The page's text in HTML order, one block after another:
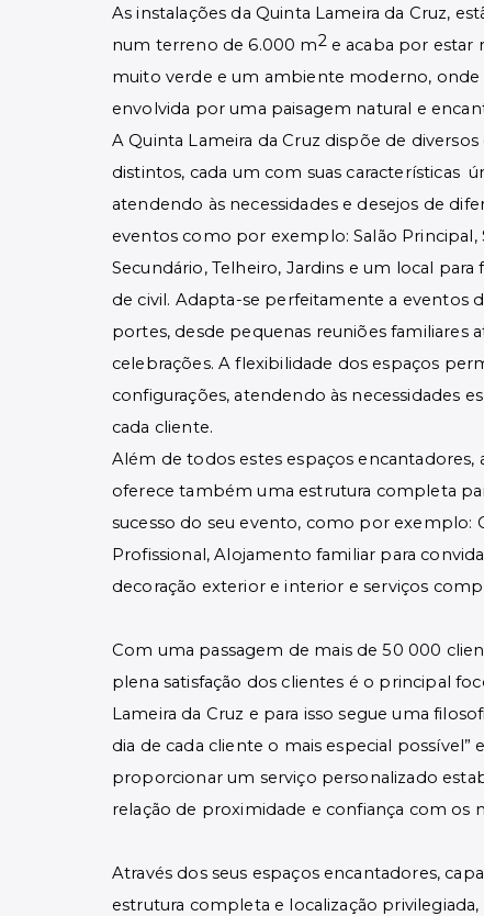
As instalações da Quinta Lameira da Cruz,
num terreno de 6.000 m2 e acaba por estar
muito verde e um ambiente moderno,
envolvida por uma paisagem natural e
A Quinta Lameira da Cruz dispõe de diversos
distintos, cada um com suas características
atendendo às necessidades e desejos de
eventos como por exemplo: Salão Principal,
Secundário, Telheiro, Jardins e um local para
de civil. Adapta-se perfeitamente a eventos
portes, desde pequenas reuniões familiares
celebrações. A flexibilidade dos espaços
configurações, atendendo às necessidades
cada cliente.
Além de todos estes espaços encantadores,
oferece também uma estrutura completa
sucesso do seu evento, como por exemplo:
Profissional, Alojamento familiar para
decoração exterior e interior e serviços
Com uma passagem de mais de 50 000
plena satisfação dos clientes é o principal
Lameira da Cruz e para isso segue uma
dia de cada cliente o mais especial possível”
proporcionar um serviço personalizado
relação de proximidade e confiança com os
Através dos seus espaços encantadores,
estrutura completa e localização privilegiada,